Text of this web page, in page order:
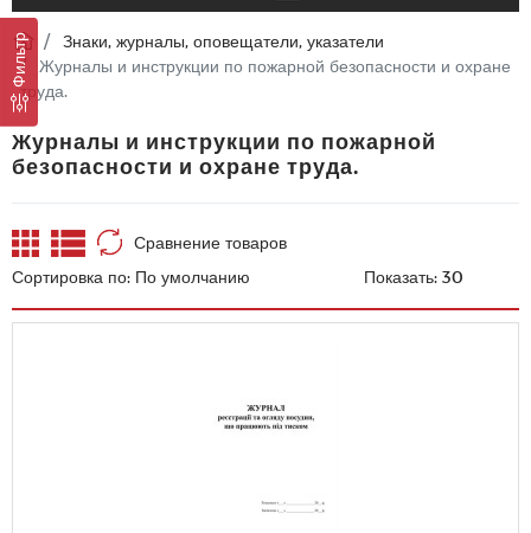
Фильтр
Знаки, журналы, оповещатели, указатели
Журналы и инструкции по пожарной безопасности и охране
труда.
Журналы и инструкции по пожарной
безопасности и охране труда.
Сравнение товаров
Сортировка по:
Показать: